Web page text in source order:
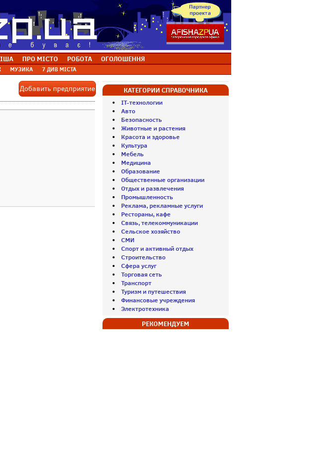
ПРО МІСТО РОБОТА ОГОЛОШЕННЯ
МУЗИКА 7 ДИВ МІСТА
Добавить предприятие КАТЕГОРИИ СПРАВОЧНИКА
IT-технологии
Авто
Безопасность
Животные и растения
Красота и здоровье
Культура
Мебель
Медицина
Образование
Общественные организации
Отдых и развлечения
Промышленность
Реклама, рекламные услуги
Рестораны, кафе
Связь, телекоммуникации
Сельское хозяйство
СМИ
Спорт и активный отдых
Строительство
Сфера услуг
Торговая сеть
Транспорт
Туризм и путешествия
Финансовые учреждения
Электротехника
РЕКОМЕНДУЕМ